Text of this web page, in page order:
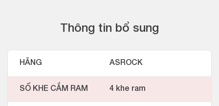
Thông tin bổ sung
HÃNG ASROCK
SỐ KHE CẮM RAM 4 khe ram